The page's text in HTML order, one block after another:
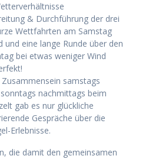
& Durchführung der drei
Wettfahrten am Samstag
und eine lange Runde über den
bei etwas weniger Wind
samstags
nachmittags beim
gab es nur glückliche
Gespräche über die
Erlebnisse.
die damit den gemeinsamen